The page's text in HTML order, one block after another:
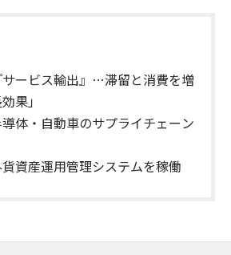
ービス輸出』…滞留と消費を増
果」
体・自動車のサプライチェーン
資産運用管理システムを稼働